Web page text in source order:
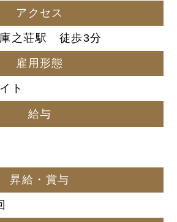
アクセス
之荘駅 徒歩3分
雇用形態
ト
給与
昇給・賞与